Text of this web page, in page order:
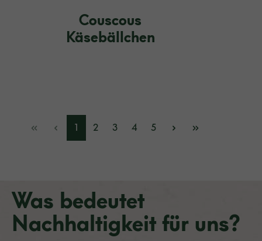
Couscous
Käsebällchen
1 2 3 4 5
Was bedeutet
Nachhaltigkeit für uns?